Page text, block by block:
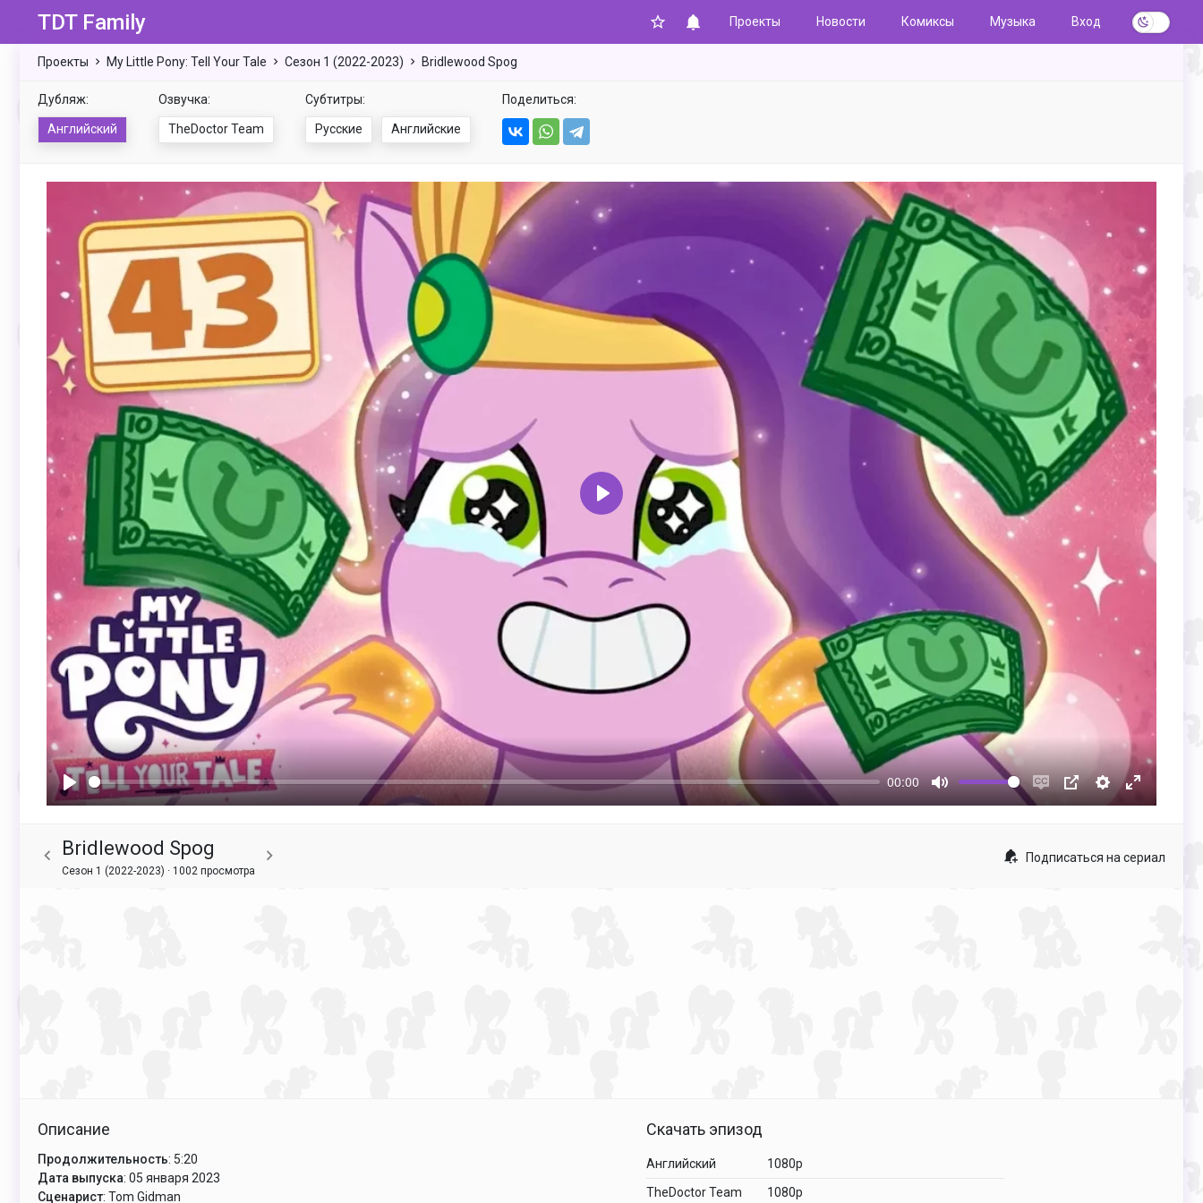
TDT Family Проекты Новости Комиксы Музыка Вход
Проекты My Little Pony: Tell Your Tale Сезон 1 (2022-2023) Bridlewood Spog
Дубляж:
Английский
Озвучка:
TheDoctor Team
Субтитры:
Русские Английские
Поделиться:
Воспроизвести
00:00
Mute
EnablePIP Настройки
Enter
Воспроизвести
Bridlewood Spog
Сезон 1 (2022-2023) · 1002 просмотра
Подписаться на сериал
Описание
Продолжительность: 5:20
Дата выпуска: 05 января 2023
Сценарист: Tom Gidman
Скачать эпизод
Английский
1080p
TheDoctor Team
1080p